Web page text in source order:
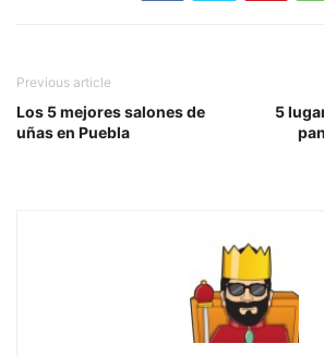
Previous article
Los 5 mejores salones de
uñas en Puebla
5